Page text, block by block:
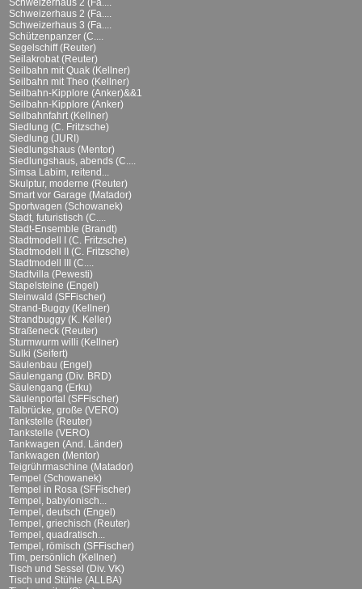
Schweizerhaus 2 (Fa....
Schweizerhaus 2 (Fa....
Schweizerhaus 3 (Fa....
Schützenpanzer (C....
Segelschiff (Reuter)
Seilakrobat (Reuter)
Seilbahn mit Quak (Kellner)
Seilbahn mit Theo (Kellner)
Seilbahn-Kipplore (Anker)&&1
Seilbahn-Kipplore (Anker)
Seilbahnfahrt (Kellner)
Siedlung (C. Fritzsche)
Siedlung (JURI)
Siedlungshaus (Mentor)
Siedlungshaus, abends (C....
Simsa Labim, reitend...
Skulptur, moderne (Reuter)
Smart vor Garage (Matador)
Sportwagen (Schowanek)
Stadt, futuristisch (C....
Stadt-Ensemble (Brandt)
Stadtmodell I (C. Fritzsche)
Stadtmodell II (C. Fritzsche)
Stadtmodell III (C....
Stadtvilla (Pewesti)
Stapelsteine (Engel)
Steinwald (SFFischer)
Strand-Buggy (Kellner)
Strandbuggy (K. Keller)
Straßeneck (Reuter)
Sturmwurm willi (Kellner)
Sulki (Seifert)
Säulenbau (Engel)
Säulengang (Div. BRD)
Säulengang (Erku)
Säulenportal (SFFischer)
Talbrücke, große (VERO)
Tankstelle (Reuter)
Tankstelle (VERO)
Tankwagen (And. Länder)
Tankwagen (Mentor)
Teigrührmaschine (Matador)
Tempel (Schowanek)
Tempel in Rosa (SFFischer)
Tempel, babylonisch...
Tempel, deutsch (Engel)
Tempel, griechisch (Reuter)
Tempel, quadratisch...
Tempel, römisch (SFFischer)
Tim, persönlich (Kellner)
Tisch und Sessel (Div. VK)
Tisch und Stühle (ALLBA)